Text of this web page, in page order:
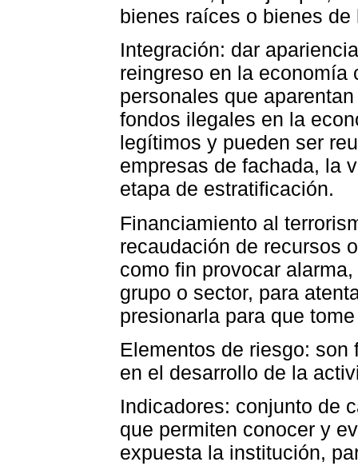
bienes raíces o bienes de
Integración: dar
reingreso en la economía
personales que
fondos ilegales en la
legítimos y pueden ser
empresas de fachada, la
etapa de estratificación.
Financiamiento al
recaudación de recursos
como fin provocar
grupo o sector, para
presionarla para que
Elementos de riesgo:
en el desarrollo de la
Indicadores: conjunto de
que permiten conocer y
expuesta la institución,